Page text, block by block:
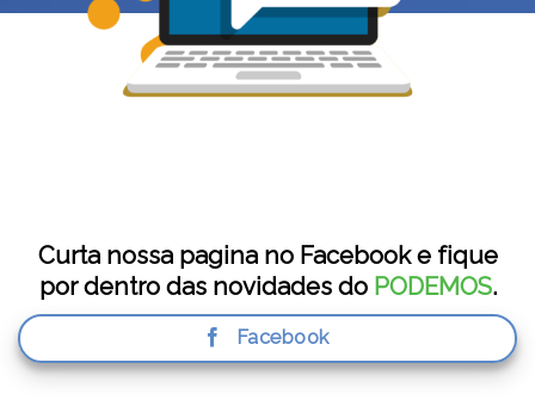
Curta nossa pagina no Facebook e fique
por dentro das novidades do PODEMOS.
Facebook